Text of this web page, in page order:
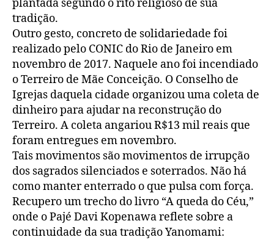
plantada segundo o rito religioso de sua
tradição.
Outro gesto, concreto de solidariedade foi
realizado pelo CONIC do Rio de Janeiro em
novembro de 2017. Naquele ano foi incendiado
o Terreiro de Mãe Conceição. O Conselho de
Igrejas daquela cidade organizou uma coleta de
dinheiro para ajudar na reconstrução do
Terreiro. A coleta angariou R$13 mil reais que
foram entregues em novembro.
Tais movimentos são movimentos de irrupção
dos sagrados silenciados e soterrados. Não há
como manter enterrado o que pulsa com força.
Recupero um trecho do livro “A queda do Céu,”
onde o Pajé Davi Kopenawa reflete sobre a
continuidade da sua tradição Yanomami: